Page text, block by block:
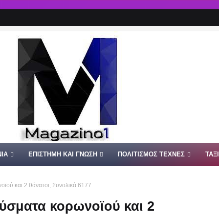
ΕΠΙΣΤΗΜΗ ΚΑΙ ΓΝΩΣΗ ΠΟΛΙΤΙΣΜΟΣ ΤΕΧΝΕΣ
και 2 θάνατοι, Συνολικά 6177
κορωνοϊού και 2